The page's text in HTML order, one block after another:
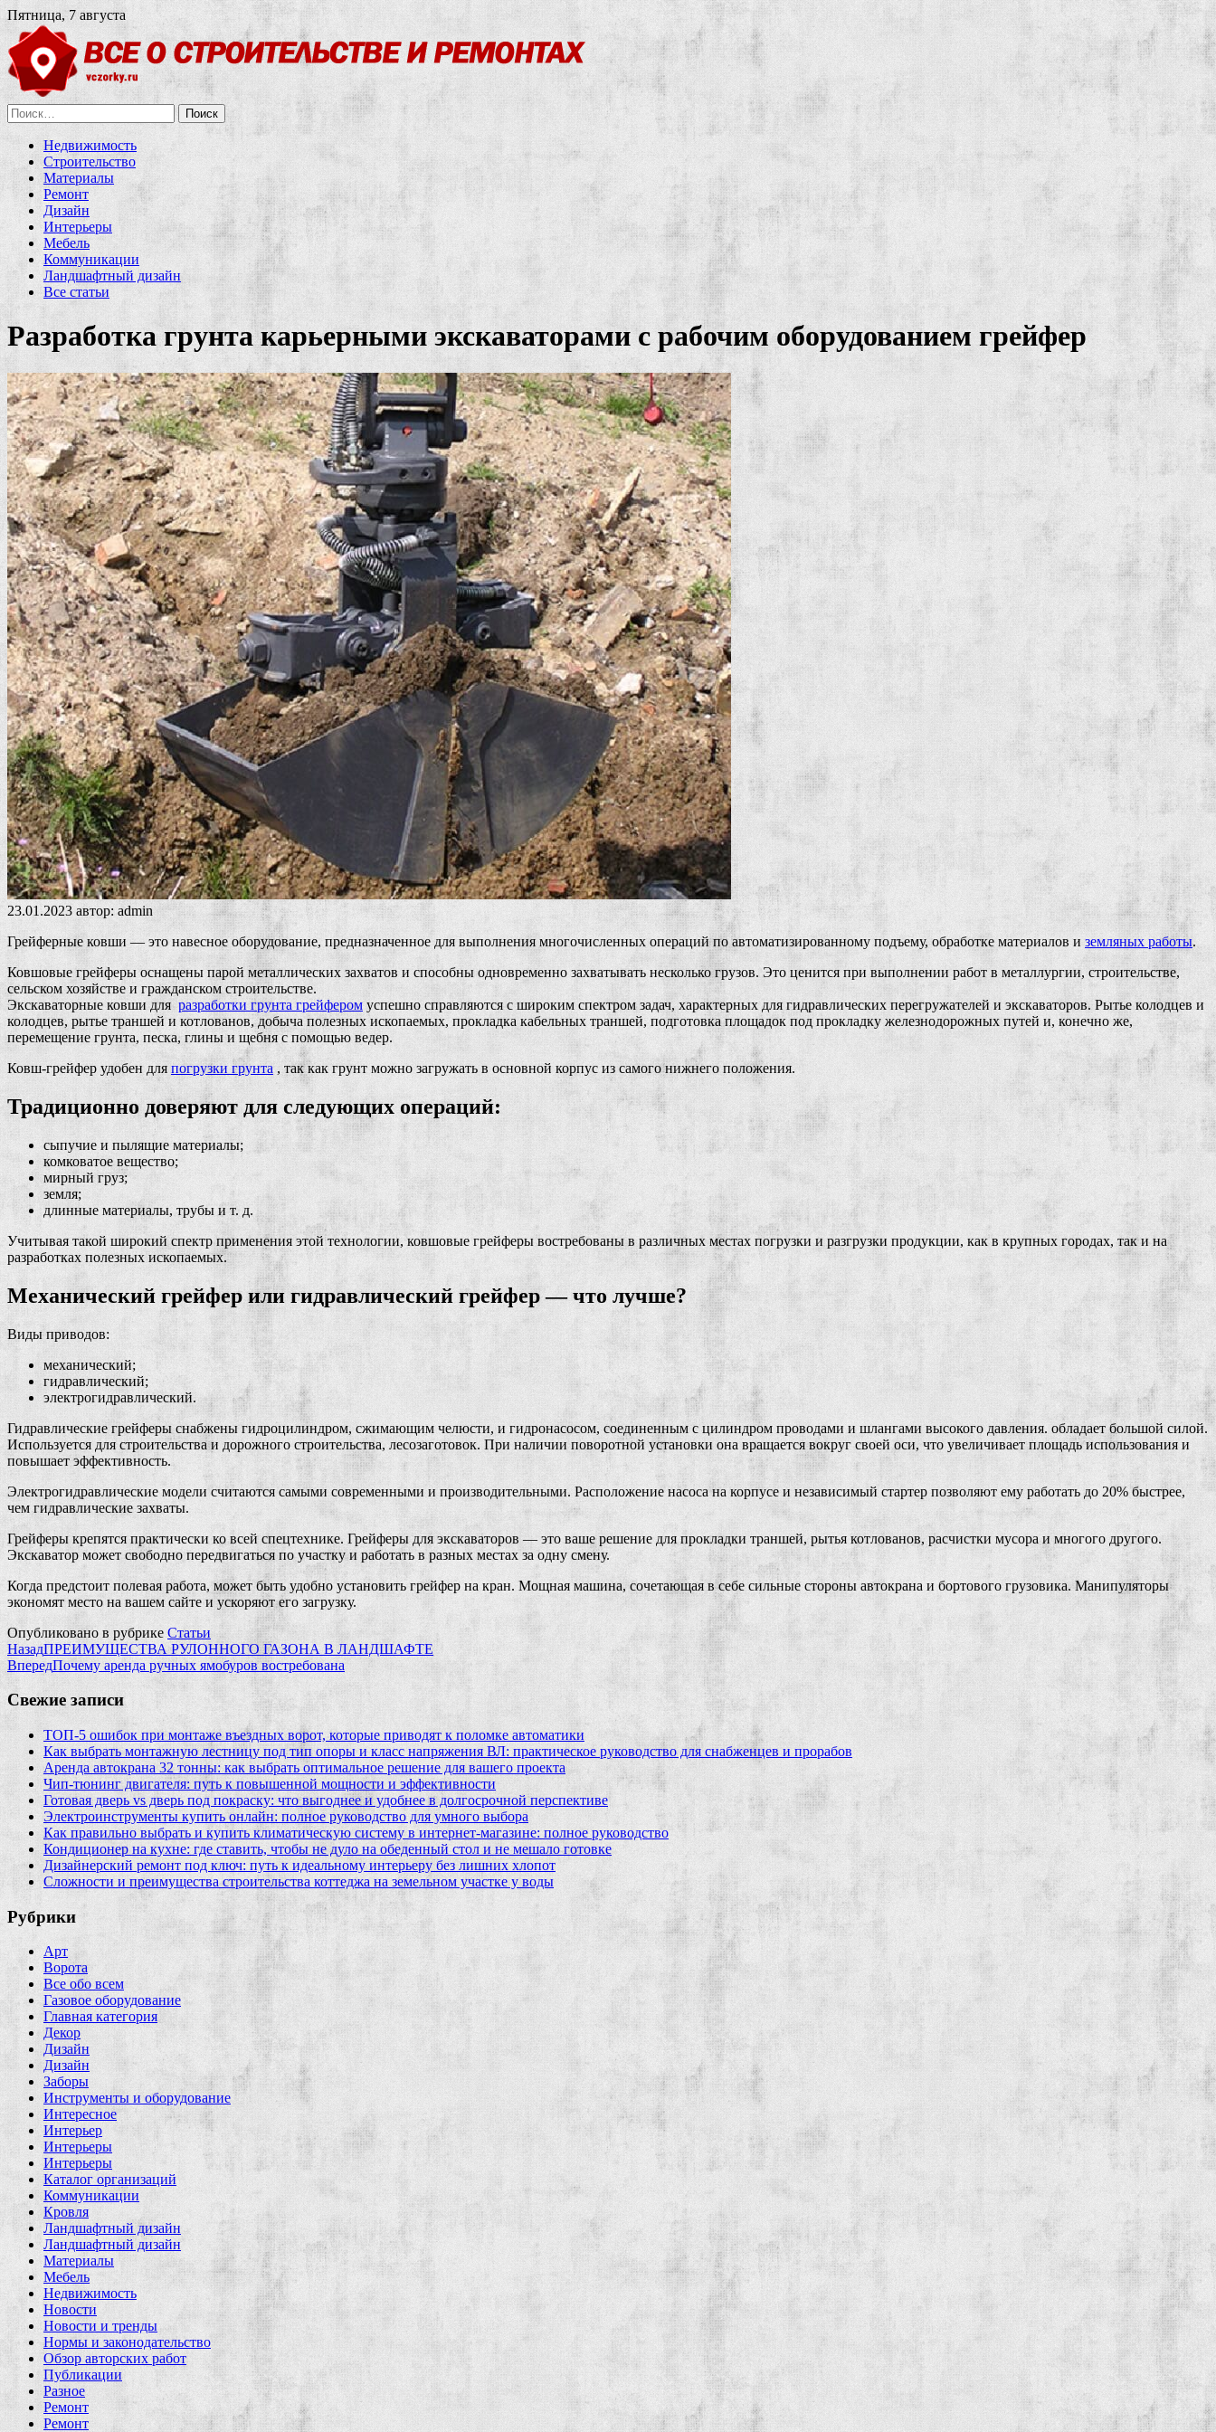
Пятница, 7 августа
Найти:
Недвижимость
Строительство
Материалы
Ремонт
Дизайн
Интерьеры
Мебель
Коммуникации
Ландшафтный дизайн
Все статьи
Разработка грунта карьерными экскаваторами с рабочим оборудованием грейфер
23.01.2023 автор: admin
Грейферные ковши — это навесное оборудование, предназначенное для выполнения многочисленных операций по автоматизированному подъему, обработке материалов и земляных работы.
Ковшовые грейферы оснащены парой металлических захватов и способны одновременно захватывать несколько грузов. Это ценится при выполнении работ в металлургии, строительстве,
сельском хозяйстве и гражданском строительстве.
Экскаваторные ковши для разработки грунта грейфером успешно справляются с широким спектром задач, характерных для гидравлических перегружателей и экскаваторов. Рытье колодцев и
колодцев, рытье траншей и котлованов, добыча полезных ископаемых, прокладка кабельных траншей, подготовка площадок под прокладку железнодорожных путей и, конечно же,
перемещение грунта, песка, глины и щебня с помощью ведер.
Ковш-грейфер удобен для погрузки грунта, так как грунт можно загружать в основной корпус из самого нижнего положения.
Традиционно доверяют для следующих операций:
сыпучие и пылящие материалы;
комковатое вещество;
мирный груз;
земля;
длинные материалы, трубы и т. д.
Учитывая такой широкий спектр применения этой технологии, ковшовые грейферы востребованы в различных местах погрузки и разгрузки продукции, как в крупных городах, так и на
разработках полезных ископаемых.
Механический грейфер или гидравлический грейфер — что лучше?
Виды приводов:
механический;
гидравлический;
электрогидравлический.
Гидравлические грейферы снабжены гидроцилиндром, сжимающим челюсти, и гидронасосом, соединенным с цилиндром проводами и шлангами высокого давления. обладает большой силой.
Используется для строительства и дорожного строительства, лесозаготовок. При наличии поворотной установки она вращается вокруг своей оси, что увеличивает площадь использования и
повышает эффективность.
Электрогидравлические модели считаются самыми современными и производительными. Расположение насоса на корпусе и независимый стартер позволяют ему работать до 20% быстрее,
чем гидравлические захваты.
Грейферы крепятся практически ко всей спецтехнике. Грейферы для экскаваторов — это ваше решение для прокладки траншей, рытья котлованов, расчистки мусора и многого другого.
Экскаватор может свободно передвигаться по участку и работать в разных местах за одну смену.
Когда предстоит полевая работа, может быть удобно установить грейфер на кран. Мощная машина, сочетающая в себе сильные стороны автокрана и бортового грузовика. Манипуляторы
экономят место на вашем сайте и ускоряют его загрузку.
Опубликовано в рубрике Статьи
НазадПРЕИМУЩЕСТВА РУЛОННОГО ГАЗОНА В ЛАНДШАФТЕ
ВпередПочему аренда ручных ямобуров востребована
Свежие записи
ТОП-5 ошибок при монтаже въездных ворот, которые приводят к поломке автоматики
Как выбрать монтажную лестницу под тип опоры и класс напряжения ВЛ: практическое руководство для снабженцев и прорабов
Аренда автокрана 32 тонны: как выбрать оптимальное решение для вашего проекта
Чип‑тюнинг двигателя: путь к повышенной мощности и эффективности
Готовая дверь vs дверь под покраску: что выгоднее и удобнее в долгосрочной перспективе
Электроинструменты купить онлайн: полное руководство для умного выбора
Как правильно выбрать и купить климатическую систему в интернет‑магазине: полное руководство
Кондиционер на кухне: где ставить, чтобы не дуло на обеденный стол и не мешало готовке
Дизайнерский ремонт под ключ: путь к идеальному интерьеру без лишних хлопот
Сложности и преимущества строительства коттеджа на земельном участке у воды
Рубрики
Арт
Ворота
Все обо всем
Газовое оборудование
Главная категория
Декор
Дизайн
Дизайн
Заборы
Инструменты и оборудование
Интересное
Интерьер
Интерьеры
Интерьеры
Каталог организаций
Коммуникации
Кровля
Ландшафтный дизайн
Ландшафтный дизайн
Материалы
Мебель
Недвижимость
Новости
Новости и тренды
Нормы и законодательство
Обзор авторских работ
Публикации
Разное
Ремонт
Ремонт